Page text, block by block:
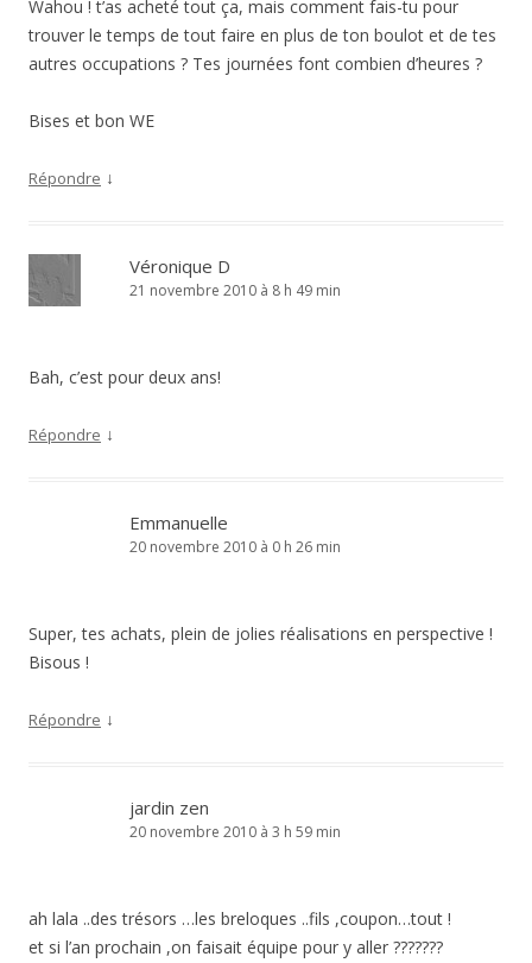
Wahou ! t’as acheté tout ça, mais comment fais-tu pour
trouver le temps de tout faire en plus de ton boulot et de tes
autres occupations ? Tes journées font combien d’heures ?
Bises et bon WE
Répondre ↓
Véronique D
21 novembre 2010 à 8 h 49 min
Bah, c’est pour deux ans!
Répondre ↓
Emmanuelle
20 novembre 2010 à 0 h 26 min
Super, tes achats, plein de jolies réalisations en perspective !
Bisous !
Répondre ↓
jardin zen
20 novembre 2010 à 3 h 59 min
ah lala ..des trésors …les breloques ..fils ,coupon…tout !
et si l’an prochain ,on faisait équipe pour y aller ???????